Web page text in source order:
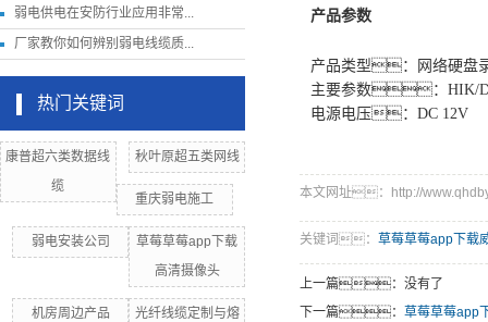
弱电供电在安防行业应用非常...
厂家教你如何辨别弱电线缆质...
热门关键词
康普超六类数据线
缆
秋叶原超五类网线
重庆弱电施工
弱电安装公司
草莓草莓app下载
高清摄像头
机房周边产品
光纤线缆定制与熔
产品参数
产品类型：网络硬盘
主要参数：HIK/
电源电压：DC 12V
本文网址：http://
关键词： 草莓草莓app下载
上一篇：没有了
下一篇： 草莓草莓app